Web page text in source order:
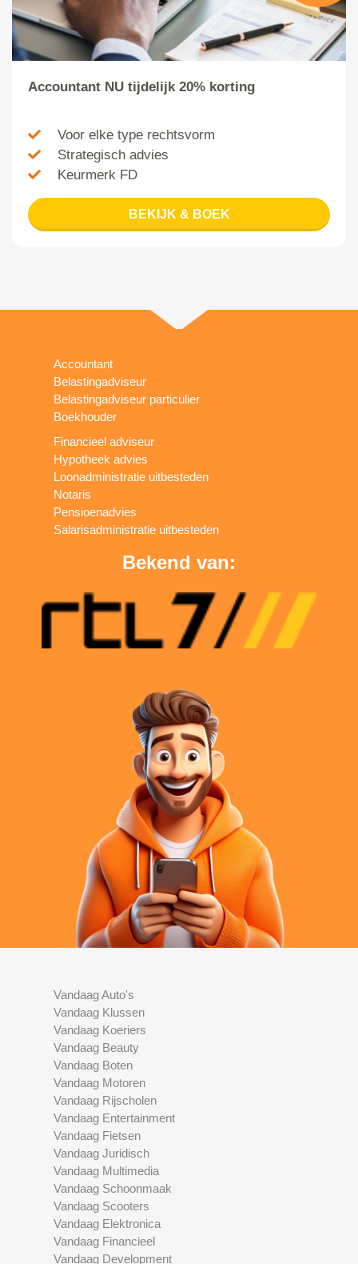
Accountant NU tijdelijk 20% korting
Voor elke type rechtsvorm
Strategisch advies
Keurmerk FD
BEKIJK & BOEK
Accountant
Belastingadviseur
Belastingadviseur particulier
Boekhouder
Financieel adviseur
Hypotheek advies
Loonadministratie uitbesteden
Notaris
Pensioenadvies
Salarisadministratie uitbesteden
Bekend van:
Vandaag Auto's
Vandaag Klussen
Vandaag Koeriers
Vandaag Beauty
Vandaag Boten
Vandaag Motoren
Vandaag Rijscholen
Vandaag Entertainment
Vandaag Fietsen
Vandaag Juridisch
Vandaag Multimedia
Vandaag Schoonmaak
Vandaag Scooters
Vandaag Elektronica
Vandaag Financieel
Vandaag Development